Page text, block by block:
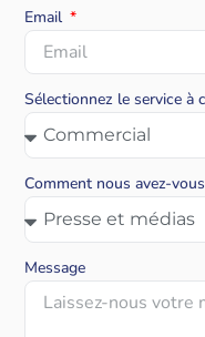
Email
Sélectionnez le service à
Comment nous avez-
Message